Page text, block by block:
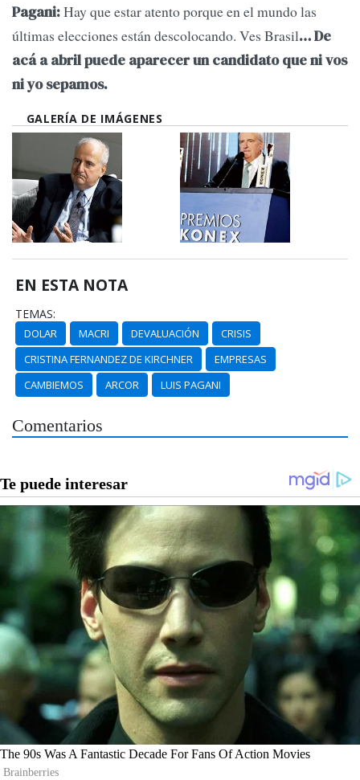
Pagani:Hay que estar atento porque en el mundo las
últimas elecciones están descolocando. Ves Brasil… De
acá a abril puede aparecer un candidato que ni vos
ni yo sepamos.
GALERÍA DE IMÁGENES
EN ESTA NOTA
TEMAS:
DOLAR MACRI DEVALUACIÓN
CRISIS
CRISTINA FERNANDEZ DE KIRCHNER
EMPRESAS
CAMBIEMOS
ARCOR LUIS PAGANI
Comentarios